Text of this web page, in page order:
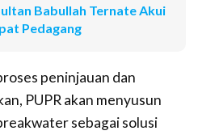
Babullah Ternate Akui
Pedagang
peninjauan dan
PUPR akan menyusun
sebagai solusi